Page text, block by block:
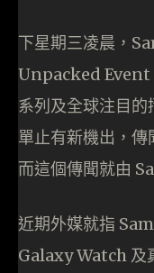
下星期三凌晨，
Unpacked Event
系列及全球注目
單止有新機出，傳
而這個傳聞就由
近期外媒就指
Galaxy Watch 及